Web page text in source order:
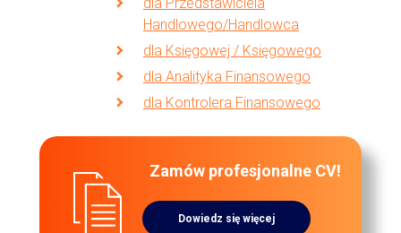
Handlowego/Handlowca
dla Księgowej / Księgowego
dla Analityka Finansowego
dla Kontrolera Finansowego
Zamów profesjonalne CV!
Dowiedz się więcej